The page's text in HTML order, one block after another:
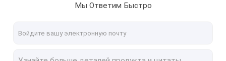
Мы Ответим Быстро